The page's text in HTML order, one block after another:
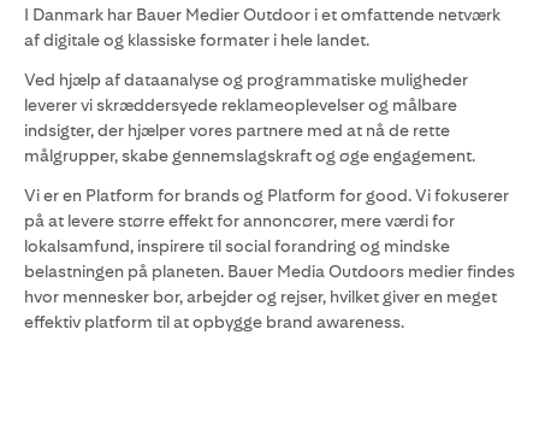
I Danmark har Bauer Medier Outdoor i et omfattende netværk
af digitale og klassiske formater i hele landet.
Ved hjælp af dataanalyse og programmatiske muligheder
leverer vi skræddersyede reklameoplevelser og målbare
indsigter, der hjælper vores partnere med at nå de rette
målgrupper, skabe gennemslagskraft og øge engagement.
Vi er en Platform for brands og Platform for good. Vi fokuserer
på at levere større effekt for annoncører, mere værdi for
lokalsamfund, inspirere til social forandring og mindske
belastningen på planeten. Bauer Media Outdoors medier findes
hvor mennesker bor, arbejder og rejser, hvilket giver en meget
effektiv platform til at opbygge brand awareness.